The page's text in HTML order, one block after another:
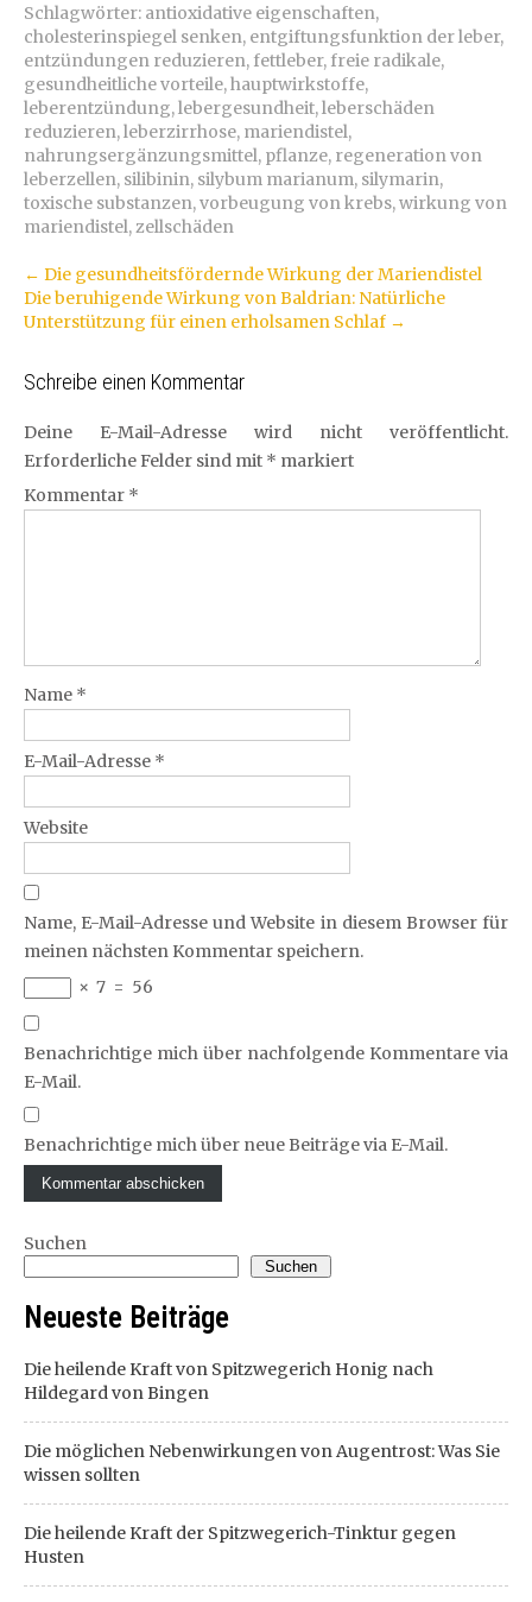
Schlagwörter: antioxidative eigenschaften,
cholesterinspiegel senken, entgiftungsfunktion der leber,
entzündungen reduzieren, fettleber, freie radikale,
gesundheitliche vorteile,hauptwirkstoffe,
leberentzündung,lebergesundheit,leberschäden
reduzieren,leberzirrhose, mariendistel,
nahrungsergänzungsmittel, pflanze, regeneration von
leberzellen, silibinin, silybum marianum, silymarin,
toxische substanzen,vorbeugung von krebs,wirkung von
mariendistel, zellschäden
Artikel-
Navigation
← Die gesundheitsfördernde Wirkung der Mariendistel
Die beruhigende Wirkung von Baldrian: Natürliche
Unterstützung für einen erholsamen Schlaf →
Schreibe einen Kommentar
Deine E-Mail-Adresse wird nicht veröffentlicht.
Erforderliche Felder sind mit * markiert
Kommentar *
Name *
E-Mail-Adresse *
Website
Name, E-Mail-Adresse und Website in diesem Browser für
meinen nächsten Kommentar speichern.
× 7 = 56
Benachrichtige mich über nachfolgende Kommentare via
E-Mail.
Benachrichtige mich über neue Beiträge via E-Mail.
Suchen
Suchen
Neueste Beiträge
Die heilende Kraft von Spitzwegerich Honig nach
Hildegard von Bingen
Die möglichen Nebenwirkungen von Augentrost: Was Sie
wissen sollten
Die heilende Kraft der Spitzwegerich-Tinktur gegen
Husten